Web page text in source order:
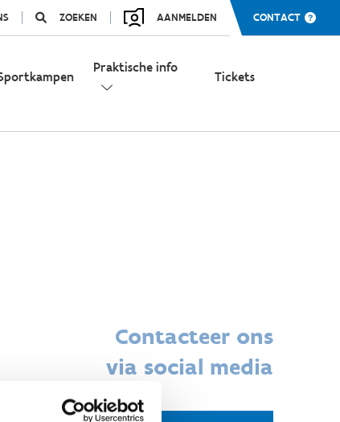
ZOEKEN AANMELDEN CONTACT
Praktische info
Tickets
Contacteer ons
via social media